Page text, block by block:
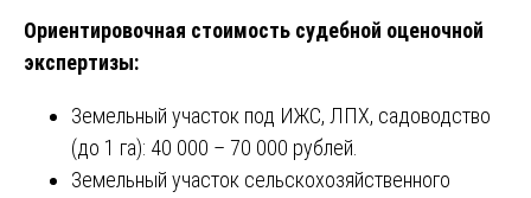
Ориентировочная стоимость судебной оценочной
экспертизы:
Земельный участок под ИЖС, ЛПХ, садоводство
(до 1 га): 40 000 – 70 000 рублей.
Земельный участок сельскохозяйственного